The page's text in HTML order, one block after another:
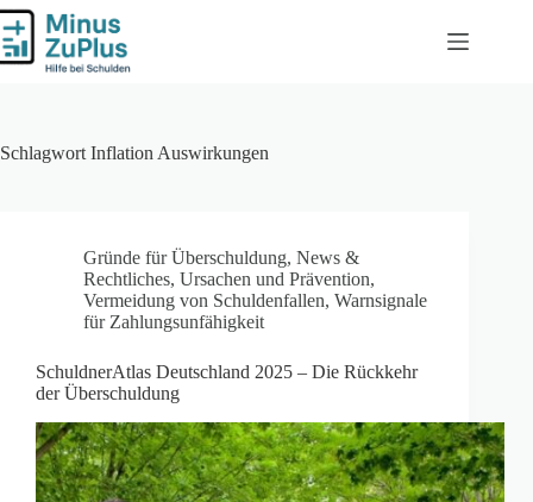
Zum
Inhalt
springen
Schlagwort Inflation Auswirkungen
Gründe für Überschuldung, News &
Rechtliches, Ursachen und Prävention,
Vermeidung von Schuldenfallen, Warnsignale
für Zahlungsunfähigkeit
SchuldnerAtlas Deutschland 2025 – Die Rückkehr
der Überschuldung